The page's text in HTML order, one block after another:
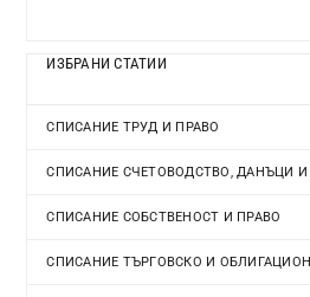
ИЗБРАНИ СТАТИИ
СПИСАНИЕ ТРУД И ПРАВО
СПИСАНИЕ СЧЕТОВОДСТВО, ДАНЪЦИ И
СПИСАНИЕ СОБСТВЕНОСТ И ПРАВО
СПИСАНИЕ ТЪРГОВСКО И